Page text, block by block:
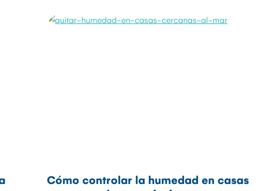
Cómo controlar la humedad en casas